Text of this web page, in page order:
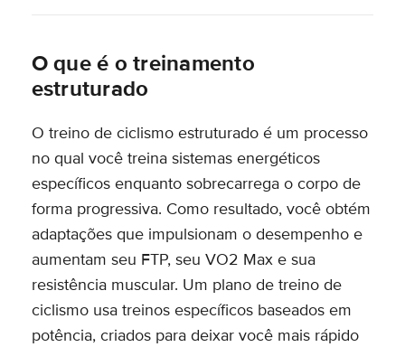
O que é o treinamento
estruturado
O treino de ciclismo estruturado é um processo
no qual você treina sistemas energéticos
específicos enquanto sobrecarrega o corpo de
forma progressiva. Como resultado, você obtém
adaptações que impulsionam o desempenho e
aumentam seu FTP, seu VO2 Max e sua
resistência muscular. Um plano de treino de
ciclismo usa treinos específicos baseados em
potência, criados para deixar você mais rápido